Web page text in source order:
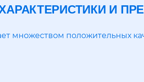
И
множеством положительных